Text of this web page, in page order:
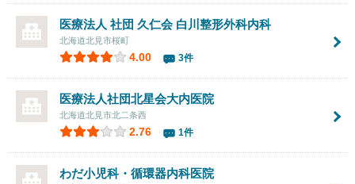
医療法人 社団 久仁会 白川整形外科内科
北海道北見市桜町
4.00 3件
医療法人社団北星会大内医院
北海道北見市北二条西
2.76 1件
わだ小児科・循環器内科医院